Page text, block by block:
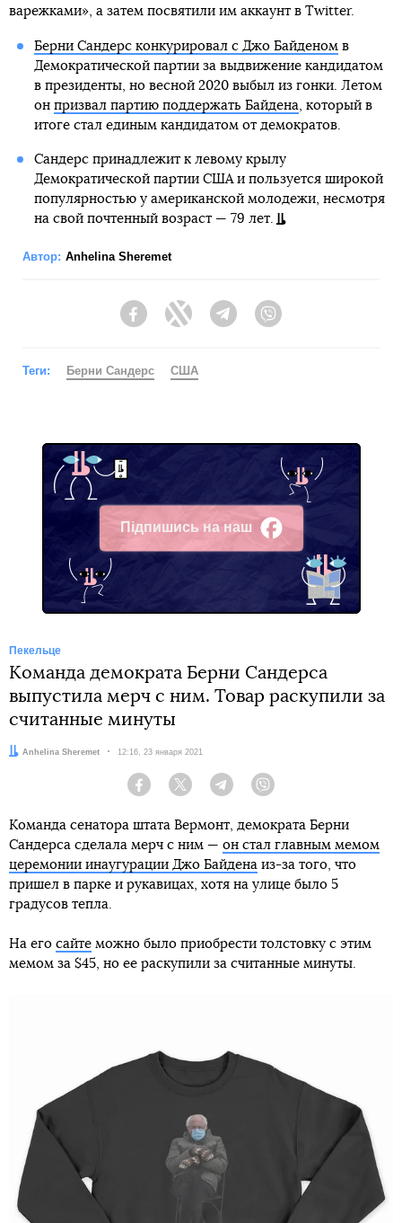
варежками», а затем посвятили им аккаунт в Twitter.
Берни Сандерс конкурировал с Джо Байденом в
Демократической партии за выдвижение кандидатом
в президенты, но весной 2020 выбыл из гонки. Летом
он призвал партию поддержать Байдена , который в
итоге стал единым кандидатом от демократов.
Сандерс принадлежит к левому крылу
Демократической партии США и пользуется широкой
популярностью у американской молодежи, несмотря
на свой почтенный возраст — 79 лет.
Автор: Anhelina Sheremet
FacebookTwitter Telegram
Теги: Берни Сандерс США
Підпишись на наш
Facebook
Пекельце
Команда демократа Берни Сандерса
выпустила мерч с ним. Товар раскупили за
считанные минуты
Автор:
Anhelina Sheremet Дата:
12:16, 23 января 2021
Facebook Twitter Telegram
Команда сенатора штата Вермонт, демократа Берни
Сандерса сделала мерч с ним — он стал главным мемом
церемонии инаугурации Джо Байдена из-за того, что
пришел в парке и рукавицах, хотя на улице было 5
градусов тепла.
На его сайте можно было приобрести толстовку с этим
мемом за $45, но ее раскупили за считанные минуты.